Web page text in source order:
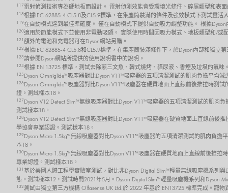
117 雷射偵測技術專為硬地板而設計。 雷射偵測效能會受環境光條件、碎屑類型和表
118根據IEC 62885-4 CL5.8及CL5.9標準，在集塵筒裝滿的條件及強效模式下測試靈
119在自動模式達到最佳準確度。 僅在自動模式下提供自動吸力調整功能。 根據
120適用於節能模式下並使用非電動吸頭。 實際使用時間因吸力模式、地板類型和/或
121 額外的電池和充電器可在Dyson網站另購。
122根據IEC 62885-4 CL5.8和CL5.9標準，在集塵筒裝滿條件下，於Dyson內部和獨
123請參閱Dyson網站所提供的使用說明書中的說明。
124根據 EN 13725 標準，測試去除煎三文魚、韓式燒烤、貓尿液、香煙及垃圾的氣味
125 Dyson Omniglide™吸塵器對比Dyson V11™吸塵器的五項清潔測試的肌肉負擔平均
126 Dyson Omniglide™吸塵器對比Dyson V11™吸塵器在硬質地面上直線前後推拉時測
證。測試樣本18。
127 Dyson V12 Detect Slim™ 無線吸塵器對比Dyson V11™吸塵器的五項清潔測試的肌
測試樣本18。
128 Dyson V12 Detect Slim™ 無線吸塵器對比Dyson V11™吸塵器在硬質地面上直線前
學協會專業認證。測試樣本18。
129 Dyson Micro 1.5kg™ 無線吸塵器對比Dyson V11™吸塵器的五項清潔測試的肌肉負
本18。
130Dyson Micro 1.5kg™ 無線吸塵器對比Dyson V11™吸塵器在硬質地面上直線前後推
專業認證。測試樣本18。
131 基於美國人體工程學實驗室測試，對比非Dyson Digital Slim™ 輕量無線吸塵機系列
態。測試樣本12，測試時間2021年5月。Dyson Digital Slim™ 輕量吸塵機系列和Dyson
132 測試由獨立第三方機構 Olfasense UK Ltd.於 2022 年基於 EN13725 標準完成。